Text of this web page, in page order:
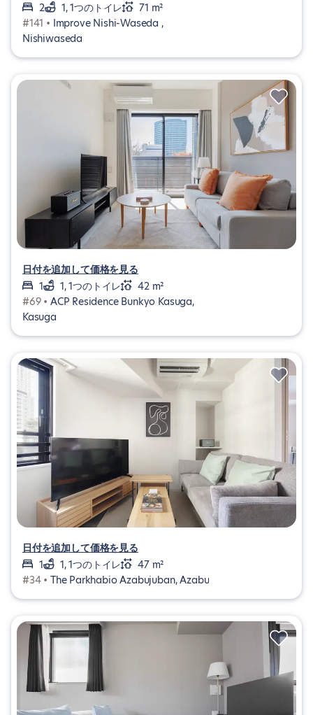
2
1, 1つのトイレ
71 m²
#141 • Improve Nishi-Waseda ,
Nishiwaseda
日付を追加して価格を見る
1
1, 1つのトイレ
42 m²
#69 • ACP Residence Bunkyo Kasuga,
Kasuga
日付を追加して価格を見る
1
1, 1つのトイレ
47 m²
#34 • The Parkhabio Azabujuban, Azabu